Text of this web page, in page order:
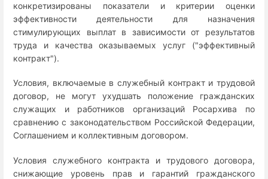
конкретизированы показатели и критерии оценки
эффективности деятельности для назначения
стимулирующих выплат в зависимости от результатов
труда и качества оказываемых услуг ("эффективный
контракт").
Условия, включаемые в служебный контракт и трудовой
договор, не могут ухудшать положение гражданских
служащих и работников организаций Росархива по
сравнению с законодательством Российской Федерации,
Соглашением и коллективным договором.
Условия служебного контракта и трудового договора,
снижающие уровень прав и гарантий гражданского